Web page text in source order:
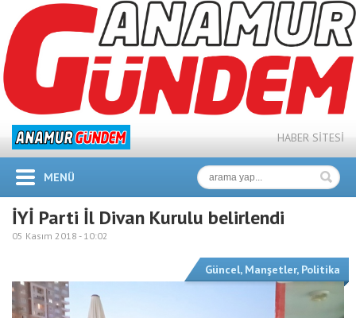
HABER SİTESİ
MENÜ
İYİ Parti İl Divan Kurulu belirlendi
05 Kasım 2018 - 10:02
Güncel, Manşetler, Politika